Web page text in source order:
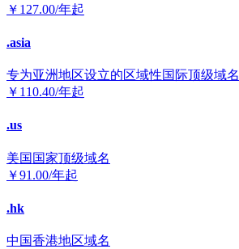
￥ 127.00/年起
.asia
专为亚洲地区设立的区域性国际顶级域名
￥ 110.40/年起
.us
美国国家顶级域名
￥91.00/年起
.hk
中国香港地区域名